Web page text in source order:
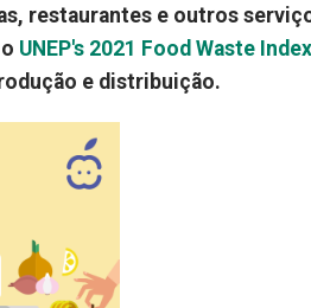
restaurantes e outros
UNEP's 2021 Food Waste Index
e distribuição.